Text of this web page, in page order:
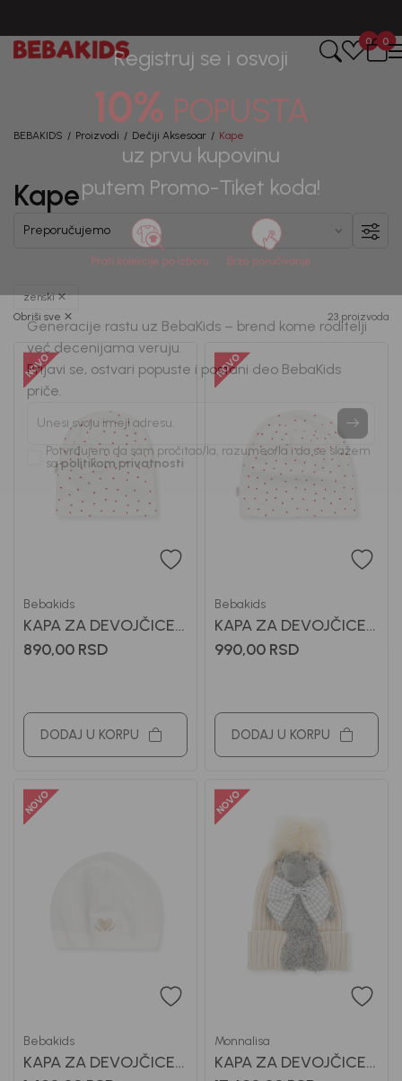
0
0
BEBAKIDS Proizvodi Dečiji Aksesoar Kape
Kape
zenski
23 proizvoda
Obriši sve
Bebakids
KAPA ZA DEVOJČICE
LIKI
890,00 RSD
DODAJ U KORPU
Bebakids
KAPA ZA DEVOJČICE
LILIBET
990,00 RSD
DODAJ U KORPU
Bebakids
KAPA ZA DEVOJČICE
Monnalisa
KAPA ZA DEVOJČICE
Registruj se i osvoji
10%POPUSTA
uz prvu kupovinu
putem Promo-Tiket koda!
Generacije rastu uz BebaKids – brend kome roditelji
već decenijama veruju.
Prijavi se, ostvari popuste i postani deo BebaKids
priče.
Unesi svoju imejl adresu.
Potvrđujem da sam pročitao/la, razumeo/la i da se slažem
sa politikom privatnosti